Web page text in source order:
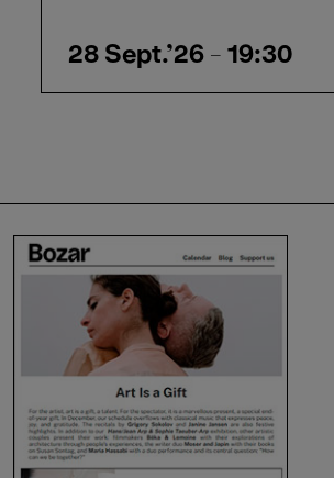
28 Sept.'26 - 19:30